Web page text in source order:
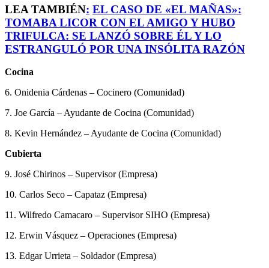
LEA TAMBIÉN: EL CASO DE «EL MAÑAS»:
TOMABA LICOR CON EL AMIGO Y HUBO
TRIFULCA: SE LANZÓ SOBRE ÉL Y LO
ESTRANGULÓ POR UNA INSÓLITA RAZÓN
Cocina
6. Onidenia Cárdenas – Cocinero (Comunidad)
7. Joe García – Ayudante de Cocina (Comunidad)
8. Kevin Hernández – Ayudante de Cocina (Comunidad)
Cubierta
9. José Chirinos – Supervisor (Empresa)
10. Carlos Seco – Capataz (Empresa)
11. Wilfredo Camacaro – Supervisor SIHO (Empresa)
12. Erwin Vásquez – Operaciones (Empresa)
13. Edgar Urrieta – Soldador (Empresa)